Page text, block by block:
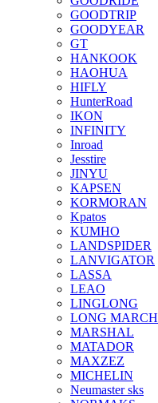
GOODTRIP
GOODYEAR
GT
HANKOOK
HAOHUA
HIFLY
HunterRoad
IKON
INFINITY
Inroad
Jesstire
JINYU
KAPSEN
KORMORAN
Kpatos
KUMHO
LANDSPIDER
LANVIGATOR
LASSA
LEAO
LINGLONG
LONG MARCH
MARSHAL
MATADOR
MAXZEZ
MICHELIN
Neumaster sks